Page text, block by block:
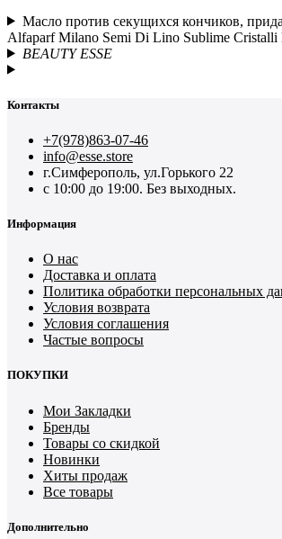
Масло против секущихся кончиков,
Alfaparf Milano Semi Di Lino Sublime
BEAUTY ESSE
Контакты
+7(978)863-07-46
info@esse.store
г.Симферополь, ул.Горького 22
с 10:00 до 19:00. Без выходных.
Информация
О нас
Доставка и оплата
Политика обработки персональных
Условия возврата
Условия соглашения
Частые вопросы
ПОКУПКИ
Мои Закладки
Бренды
Товары со скидкой
Новинки
Хиты продаж
Все товары
Дополнительно